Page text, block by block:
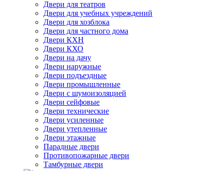
Двери для театров
Двери для учебных учреждений
Двери для хозблока
Двери для частного дома
Двери КХН
Двери КХО
Двери на дачу
Двери наружные
Двери подъездные
Двери промышленные
Двери с шумоизоляцией
Двери сейфовые
Двери технические
Двери усиленные
Двери утепленные
Двери этажные
Парадные двери
Противопожарные двери
Тамбурные двери